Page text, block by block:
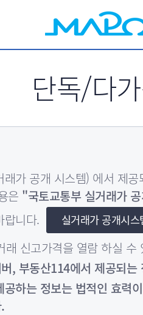
단독/다
래가 공개 시스템) 에서 제
은 "국토교통부 실거래가
랍니다.
실거래가 공개시
래 신고가격을 열람 하실 수
, 부동산114에서 제공되는
공하는 정보는 법적인 효력